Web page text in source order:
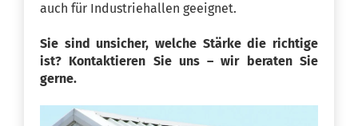
auch für Industriehallen geeignet.
Sie sind unsicher, welche Stärke die richtige
ist? Kontaktieren Sie uns – wir beraten Sie
gerne.